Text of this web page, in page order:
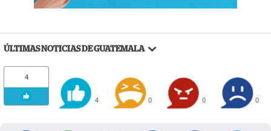
ÚLTIMAS NOTICIAS DE GUATEMALA
4
4 0 0 0